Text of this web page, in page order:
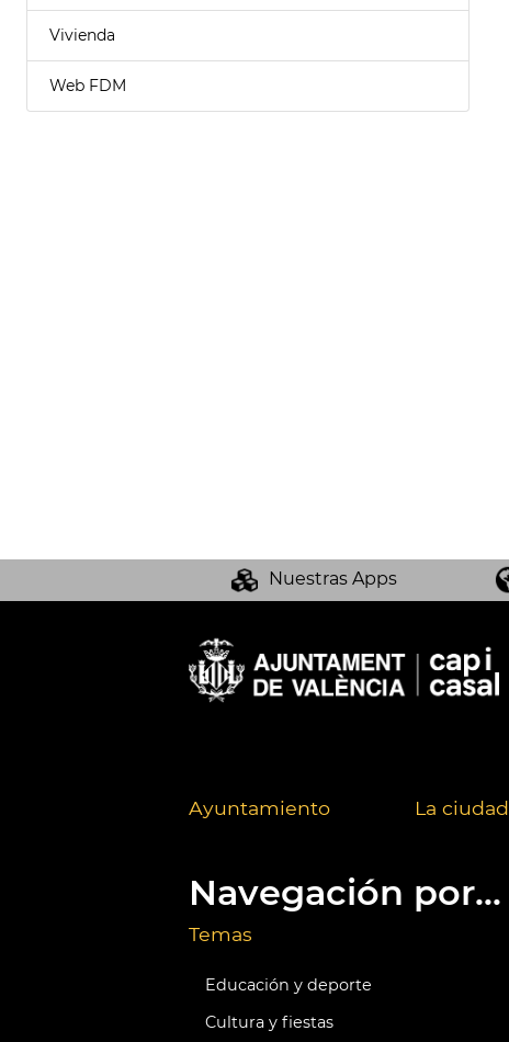
Vivienda
Web FDM
Nuestras Apps
Ayuntamiento La ciudad
Navegación por...
Temas
Educación y deporte
Cultura y fiestas